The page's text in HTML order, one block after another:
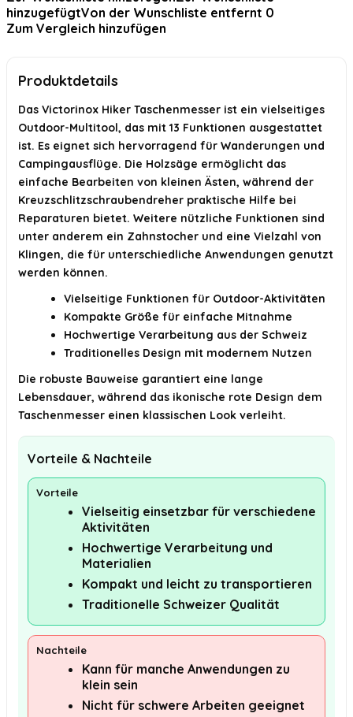
Welche Materialien werden für das Taschenmesser
Wie viele Funktionen hat das Victorinox Hiker Taschenmesser?
KI-generiert aus verfügbaren Produktinformationen. Prüfen Sie Details
immer im offiziellen Angebot.
hinzugefügtVon der Wunschliste entfernt 0
Zum Vergleich hinzufügen
Produktdetails
Das Victorinox Hiker Taschenmesser ist ein vielseitiges
Outdoor-Multitool, das mit 13 Funktionen ausgestattet
ist. Es eignet sich hervorragend für Wanderungen und
Campingausflüge. Die Holzsäge ermöglicht das
einfache Bearbeiten von kleinen Ästen, während der
Kreuzschlitzschraubendreher praktische Hilfe bei
Reparaturen bietet. Weitere nützliche Funktionen sind
unter anderem ein Zahnstocher und eine Vielzahl von
Klingen, die für unterschiedliche Anwendungen genutzt
werden können.
Vielseitige Funktionen für Outdoor-Aktivitäten
Kompakte Größe für einfache Mitnahme
Hochwertige Verarbeitung aus der Schweiz
Traditionelles Design mit modernem Nutzen
Die robuste Bauweise garantiert eine lange
Lebensdauer, während das ikonische rote Design dem
Taschenmesser einen klassischen Look verleiht.
Vorteile & Nachteile
Vorteile
Vielseitig einsetzbar für verschiedene
Aktivitäten
Hochwertige Verarbeitung und
Materialien
Kompakt und leicht zu transportieren
Traditionelle Schweizer Qualität
Nachteile
Kann für manche Anwendungen zu
klein sein
Nicht für schwere Arbeiten geeignet